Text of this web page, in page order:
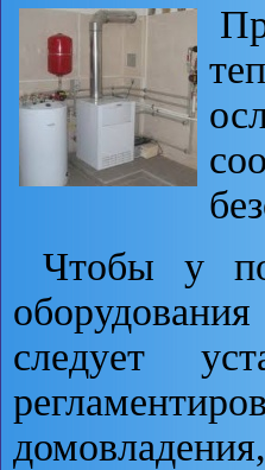
Чтобы у
следует